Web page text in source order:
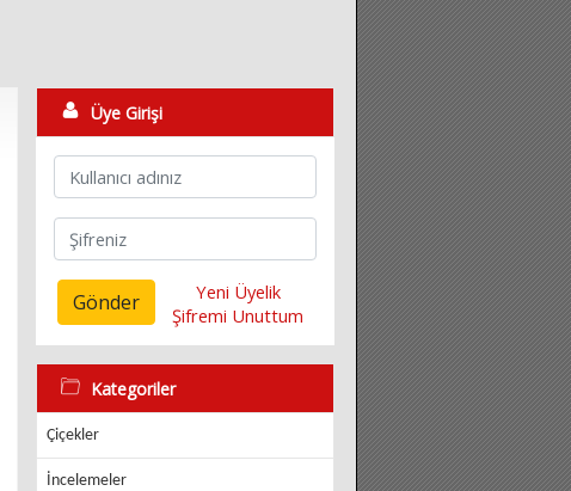
Üye Girişi
Gönder
Yeni Üyelik
Şifremi Unuttum
Kategoriler
Çiçekler
İncelemeler